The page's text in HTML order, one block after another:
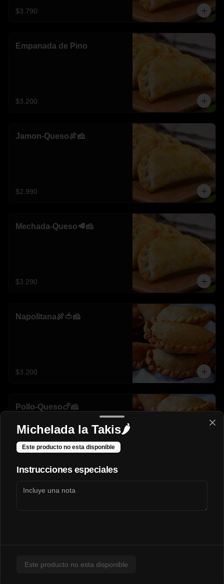
$3.790
Empanada de Pino
$3.200
Jamon-Queso🍖🧀
$2.990
Mechada-Queso🥩🧀
$3.290
Napolitana🍖🍅🧀
$3.200
Pollo-Queso🍗🧀
Chorrillanas
Michelada la Takis🌶️
Este producto no esta disponible
Instrucciones especiales
Este producto no esta disponible